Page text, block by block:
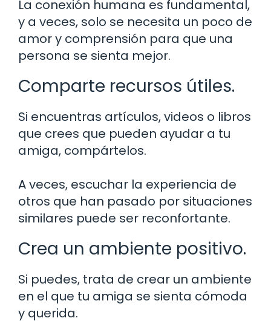
La conexión humana es fundamental,
y a veces, solo se necesita un poco de
amor y comprensión para que una
persona se sienta mejor.
Comparte recursos útiles.
Si encuentras artículos, videos o libros
que crees que pueden ayudar a tu
amiga, compártelos.
A veces, escuchar la experiencia de
otros que han pasado por situaciones
similares puede ser reconfortante.
Crea un ambiente positivo.
Si puedes, trata de crear un ambiente
en el que tu amiga se sienta cómoda
y querida.